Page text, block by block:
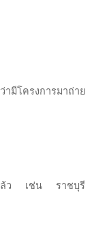
ามีโครงการมาถ่าย
ล้ว เช่น ราชบุรี